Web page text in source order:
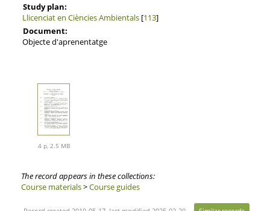
Study plan:
Llicenciat en Ciències Ambientals[113]
Document:
Objecte d'aprenentatge
4 p, 2.5 MB
The record appears in these collections:
Course materials>Course guides